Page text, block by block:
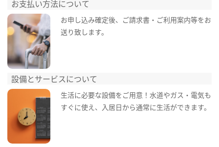
お支払い方法について
お申し込み確定後、ご請求書・ご利用案内等をお
送り致します。
設備とサービスについて
生活に必要な設備をご用意！水道やガス・電気も
すぐに使え、入居日から通常に生活ができます。